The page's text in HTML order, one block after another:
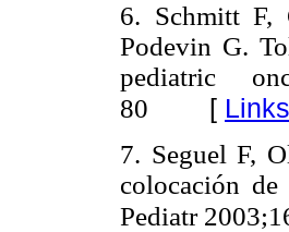
6. Schmitt F,
Podevin G.
pediatric
80 [ Links
7. Seguel F,
colocación
Pediatr